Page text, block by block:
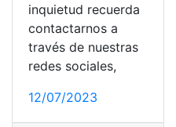
inquietud recuerda
contactarnos a
través de nuestras
redes sociales,
12/07/2023